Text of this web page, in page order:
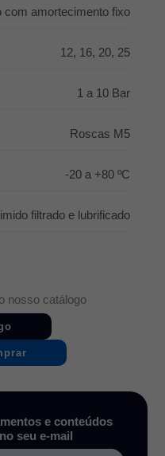
com amortecimento fixo
12, 16, 20, 25
1 a 10 Bar
Roscas M5
-20 a +80 ºC
filtrado e lubrificado
nosso catálogo
e conteúdos
seu e-mail